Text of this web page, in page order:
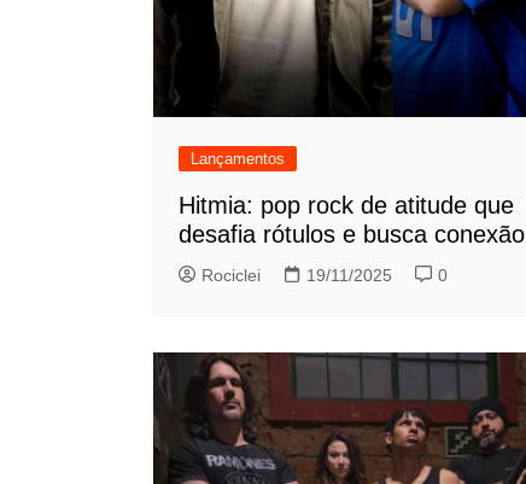
Lançamentos
Hitmia: pop rock de atitude que
desafia rótulos e busca conexão
Rociclei 19/11/2025 0